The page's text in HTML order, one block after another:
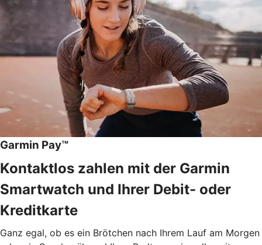
Garmin Pay™
Kontaktlos zahlen mit der Garmin
Smartwatch und Ihrer Debit- oder
Kreditkarte
Ganz egal, ob es ein Brötchen nach Ihrem Lauf am Morgen